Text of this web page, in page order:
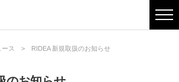
ース RIDEA 新規取扱のお知らせ